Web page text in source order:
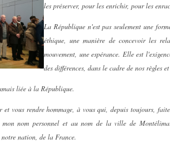
les préserver, pour les enrichir, pour les
La République n'est pas seulement une
éthique, une manière de concevoir les
mouvement, une espérance. Elle est
des différences, dans le cadre de nos règles
liée à la République.
vous rendre hommage, à vous qui, depuis toujours,
nom personnel et au nom de la ville de
nation, de la France.